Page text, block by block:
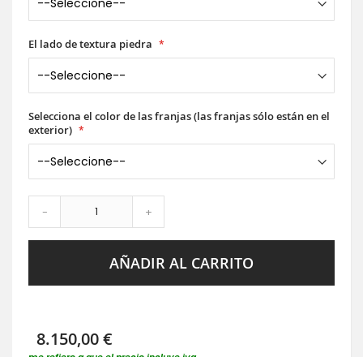
El lado de textura piedra
Selecciona el color de las franjas (las franjas sólo están en el
exterior)
- +
AÑADIR AL CARRITO
8.150,00 €